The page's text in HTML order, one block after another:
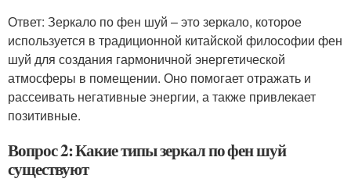
Ответ: Зеркало по фен шуй – это зеркало, которое
используется в традиционной китайской философии фен
шуй для создания гармоничной энергетической
атмосферы в помещении. Оно помогает отражать и
рассеивать негативные энергии, а также привлекает
позитивные.
Вопрос 2: Какие типы зеркал по фен шуй
существуют